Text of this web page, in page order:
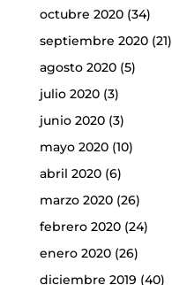
octubre 2020(34)
septiembre 2020(21)
agosto 2020(5)
julio 2020(3)
junio 2020(3)
mayo 2020(10)
abril 2020(6)
marzo 2020(26)
febrero 2020(24)
enero 2020(26)
diciembre 2019 (40)